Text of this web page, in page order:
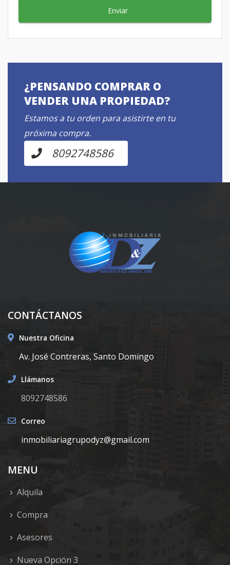
Enviar
¿PENSANDO COMPRAR O
VENDER UNA PROPIEDAD?
Estamos a tu orden para asistirte en tu
próxima compra.
8092748586
CONTÁCTANOS
Nuestra Oficina
Av. José Contreras, Santo Domingo
Llámanos
8092748586
Correo
inmobiliariagrupodyz@gmail.com
MENU
Alquila
Compra
Asesores
Nueva Opción 3